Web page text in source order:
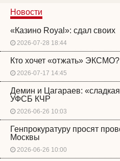
Новости
«Казино Royal»: сдал своих
2026-07-28 18:44
Кто хочет «отжать» ЭКСМО?
2026-07-17 14:45
Демин и Цагараев:
УФСБ КЧР
2026-06-26 10:03
Генпрокуратуру просят
Москвы
2026-06-26 10:00